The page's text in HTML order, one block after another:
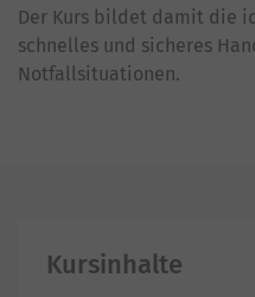
Der Kurs bildet damit die
schnelles und sicheres
Notfallsituationen.
Kursinhalte